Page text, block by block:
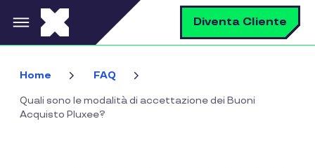
Salta al contenuto principale Diventa Cliente
Home FAQ
Quali sono le modalità di accettazione dei Buoni
Acquisto Pluxee?